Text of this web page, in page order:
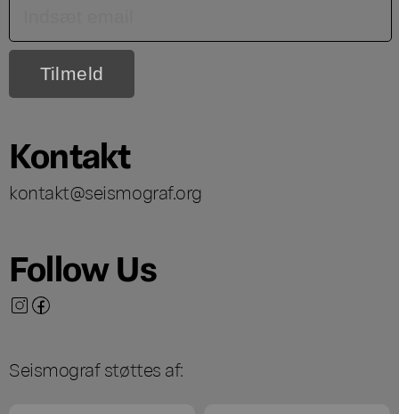
Kontakt
kontakt@seismograf.org
Follow Us
Seismograf støttes af: